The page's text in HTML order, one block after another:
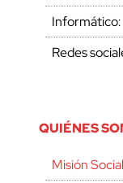
Informático:
Redes
QUIÉNES
Misión